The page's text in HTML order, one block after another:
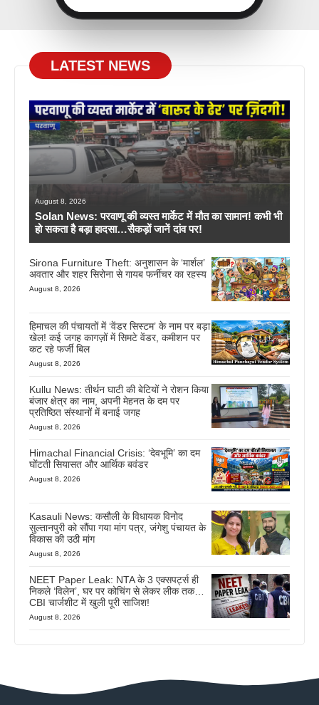
LATEST NEWS
August 8, 2026
Solan News: परवाणू की व्यस्त मार्केट में मौत का सामान! कभी भी
हो सकता है बड़ा हादसा…सैकड़ों जानें दांव पर!
Sirona Furniture Theft: अनुशासन के ‘मार्शल’
अवतार और शहर सिरोना से गायब फर्नीचर का रहस्य
August 8, 2026
हिमाचल की पंचायतों में ‘वेंडर सिस्टम’ के नाम पर बड़ा
खेल! कई जगह कागज़ों में सिमटे वेंडर, कमीशन पर
कट रहे फर्जी बिल
August 8, 2026
Kullu News: तीर्थन घाटी की बेटियों ने रोशन किया
बंजार क्षेत्र का नाम, अपनी मेहनत के दम पर
प्रतिष्ठित संस्थानों में बनाई जगह
August 8, 2026
Himachal Financial Crisis: ‘देवभूमि’ का दम
घोंटती सियासत और आर्थिक बवंडर
August 8, 2026
Kasauli News: कसौली के विधायक विनोद
सुल्तानपुरी को सौंपा गया मांग पत्र, जंगेशु पंचायत के
विकास की उठी मांग
August 8, 2026
NEET Paper Leak: NTA के 3 एक्सपर्ट्स ही
निकले ‘विलेन’, घर पर कोचिंग से लेकर लीक तक…
CBI चार्जशीट में खुली पूरी साजिश!
August 8, 2026